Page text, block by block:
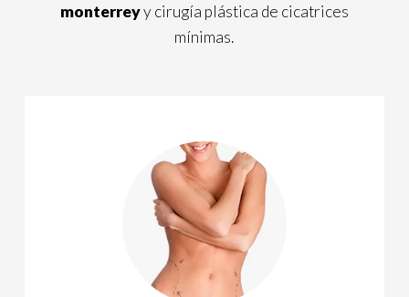
monterreyy cirugía plástica de cicatrices
mínimas.